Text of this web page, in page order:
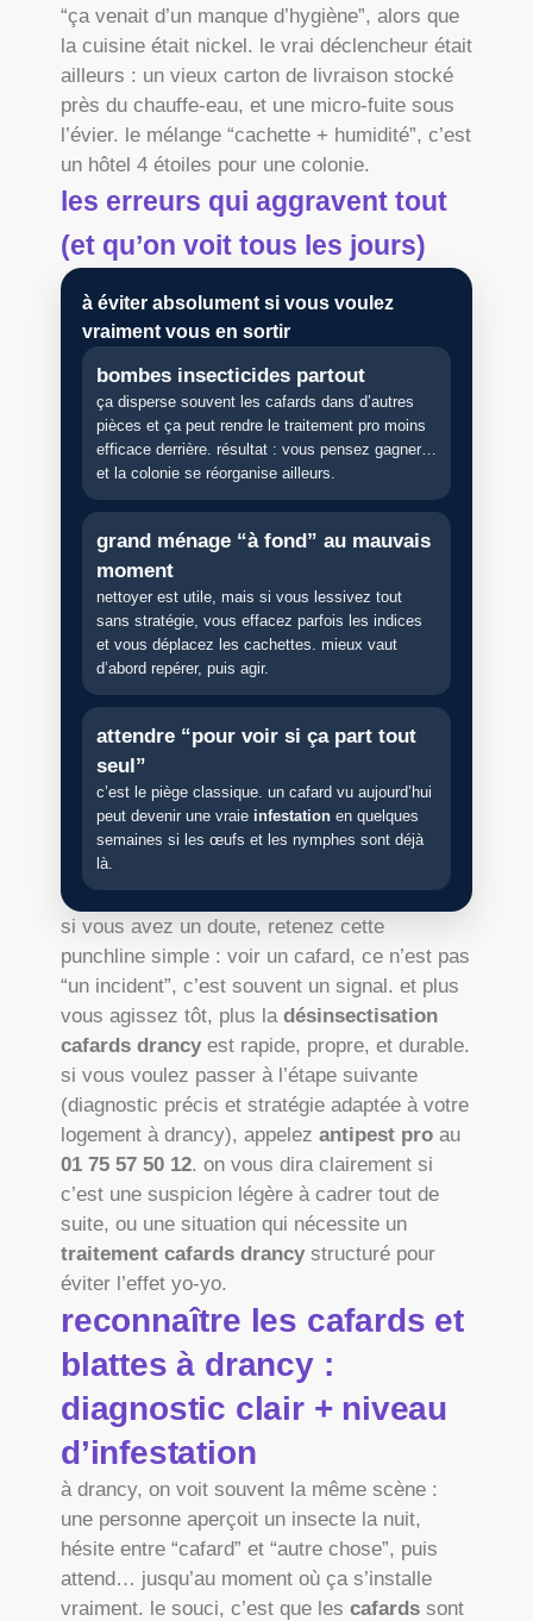
“ça venait d’un manque d’hygiène”, alors que
la cuisine était nickel. le vrai déclencheur était
ailleurs : un vieux carton de livraison stocké
près du chauffe-eau, et une micro-fuite sous
l’évier. le mélange “cachette + humidité”, c’est
un hôtel 4 étoiles pour une colonie.
les erreurs qui aggravent tout
(et qu’on voit tous les jours)
à éviter absolument si vous voulez
vraiment vous en sortir
bombes insecticides partout
ça disperse souvent les cafards dans d’autres
pièces et ça peut rendre le traitement pro moins
efficace derrière. résultat : vous pensez gagner…
et la colonie se réorganise ailleurs.
grand ménage “à fond” au mauvais
moment
nettoyer est utile, mais si vous lessivez tout
sans stratégie, vous effacez parfois les indices
et vous déplacez les cachettes. mieux vaut
d’abord repérer, puis agir.
attendre “pour voir si ça part tout
seul”
c’est le piège classique. un cafard vu aujourd’hui
peut devenir une vraie infestation en quelques
semaines si les œufs et les nymphes sont déjà
là.
si vous avez un doute, retenez cette
punchline simple : voir un cafard, ce n’est pas
“un incident”, c’est souvent un signal. et plus
vous agissez tôt, plus la désinsectisation
cafards drancy est rapide, propre, et durable.
si vous voulez passer à l’étape suivante
(diagnostic précis et stratégie adaptée à votre
logement à drancy), appelez antipest pro au
01 75 57 50 12. on vous dira clairement si
c’est une suspicion légère à cadrer tout de
suite, ou une situation qui nécessite un
traitement cafards drancy structuré pour
éviter l’effet yo-yo.
reconnaître les cafards et
blattes à drancy :
diagnostic clair + niveau
d’infestation
à drancy, on voit souvent la même scène :
une personne aperçoit un insecte la nuit,
hésite entre “cafard” et “autre chose”, puis
attend… jusqu’au moment où ça s’installe
vraiment. le souci, c’est que les cafards sont